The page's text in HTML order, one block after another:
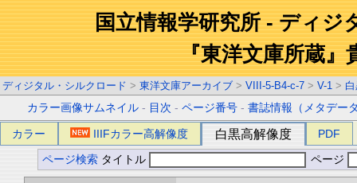
国立情報学研究所 - ディジ
『東洋文庫所蔵』
ディジタル・シルクロード > 東洋文庫アーカイブ > VIII-5-B4-c-7 > V-1 >
カラー画像サムネイル - 目次 -ページ番号 -書誌情報（メタデー
カラー IIIFカラー高解像度 白黒高解像度 PDF
ページ検索 タイトル ページ